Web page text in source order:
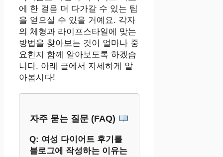
에 한 걸음 더 다가갈 수 있는 팁
을 얻으실 수 있을 거예요. 각자
의 체형과 라이프스타일에 맞는
방법을 찾아보는 것이 얼마나 중
요한지 함께 알아보도록 하겠습
니다. 아래 글에서 자세하게 알
아봅시다!
자주 묻는 질문 (FAQ)
Q: 여성 다이어트 후기를
블로그에 작성하는 이유는